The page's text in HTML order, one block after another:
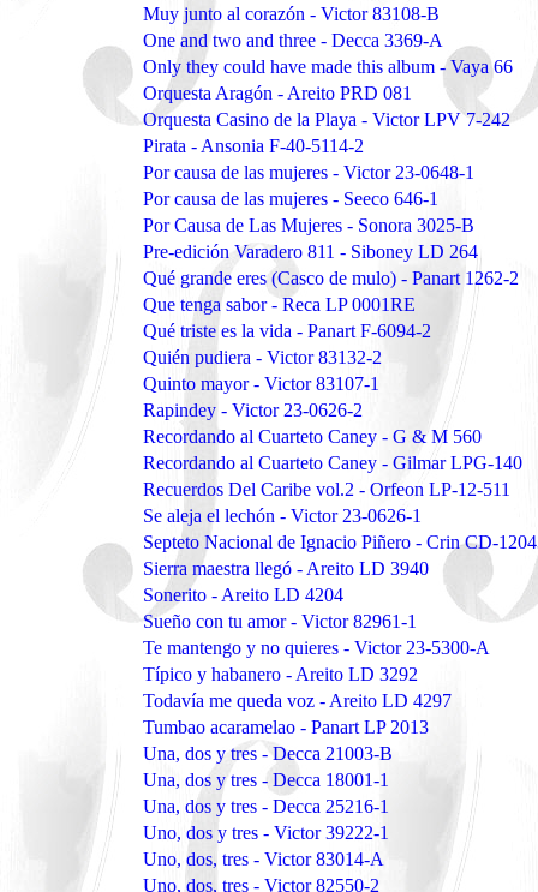
Muy junto al corazón - Victor 83108-B
One and two and three - Decca 3369-A
Only they could have made this album - Vaya 66
Orquesta Aragón - Areito PRD 081
Orquesta Casino de la Playa - Victor LPV 7-242
Pirata - Ansonia F-40-5114-2
Por causa de las mujeres - Victor 23-0648-1
Por causa de las mujeres - Seeco 646-1
Por Causa de Las Mujeres - Sonora 3025-B
Pre-edición Varadero 811 - Siboney LD 264
Qué grande eres (Casco de mulo) - Panart 1262-2
Que tenga sabor - Reca LP 0001RE
Qué triste es la vida - Panart F-6094-2
Quién pudiera - Victor 83132-2
Quinto mayor - Victor 83107-1
Rapindey - Victor 23-0626-2
Recordando al Cuarteto Caney - G & M 560
Recordando al Cuarteto Caney - Gilmar LPG-140
Recuerdos Del Caribe vol.2 - Orfeon LP-12-511
Se aleja el lechón - Victor 23-0626-1
Septeto Nacional de Ignacio Piñero - Crin CD-
Sierra maestra llegó - Areito LD 3940
Sonerito - Areito LD 4204
Sueño con tu amor - Victor 82961-1
Te mantengo y no quieres - Victor 23-5300-A
Típico y habanero - Areito LD 3292
Todavía me queda voz - Areito LD 4297
Tumbao acaramelao - Panart LP 2013
Una, dos y tres - Decca 21003-B
Una, dos y tres - Decca 18001-1
Una, dos y tres - Decca 25216-1
Uno, dos y tres - Victor 39222-1
Uno, dos, tres - Victor 83014-A
Uno, dos, tres - Victor 82550-2